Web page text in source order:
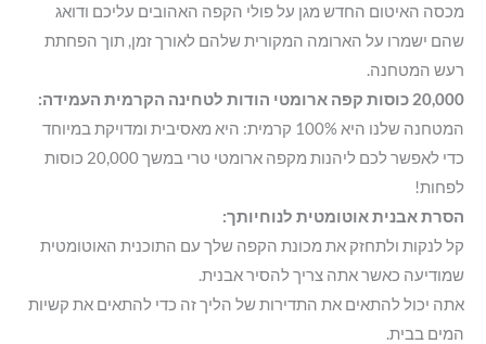
מכסה האיטום החדש מגן על פולי הקפה האהובים עליכם ודואג
שהם ישמרו על הארומה המקורית שלהם לאורך זמן, תוך הפחתת
רעש המטחנה.
20,000 כוסות קפה ארומטי הודות לטחינה הקרמית העמידה:
המטחנה שלנו היא 100% קרמית: היא מאסיבית ומדויקת במיוחד
כדי לאפשר לכם ליהנות מקפה ארומטי טרי במשך 20,000 כוסות
לפחות!
הסרת אבנית אוטומטית לנוחיותך:
קל לנקות ולתחזק את מכונת הקפה שלך עם התוכנית האוטומטית
שמודיעה כאשר אתה צריך להסיר אבנית.
אתה יכול להתאים את התדירות של הליך זה כדי להתאים את קשיות
המים בבית.